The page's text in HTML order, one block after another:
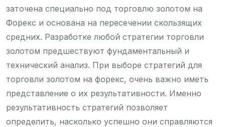
заточена специально под торговлю золотом на
Форекс и основана на пересечении скользящих
средних. Разработке любой стратегии торговли
золотом предшествуют фундаментальный и
технический анализ. При выборе стратегий для
торговли золотом на форекс, очень важно иметь
представление о их результативности. Именно
результативность стратегий позволяет
определить, насколько успешно они справляются